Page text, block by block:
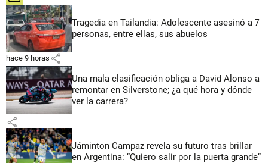
Tragedia en Tailandia: Adolescente asesinó a 7
personas, entre ellas, sus abuelos
hace 9 horas share
Una mala clasificación obliga a David Alonso a
remontar en Silverstone; ¿a qué hora y dónde
ver la carrera?
share
Jáminton Campaz revela su futuro tras brillar
en Argentina: “Quiero salir por la puerta grande”